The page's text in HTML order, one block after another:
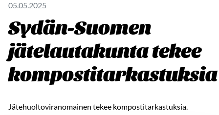
05.05.2025
Sydän-Suomen
jätelautakunta tekee
kompostitarkastuksia
Jätehuoltoviranomainen tekee kompostitarkastuksia.